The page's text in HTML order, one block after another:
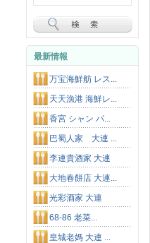
最新情報
万宝海鮮舫 レス...
天天漁港 海鮮レ...
香宮 シャン パ...
巴蜀人家 大連 ...
李連貴酒家 大連
大地春餅店 大連...
光彩酒家 大連
68-86 老菜...
皇城老媽 大連 ...